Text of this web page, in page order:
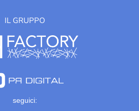
IL GRUPPO
seguici: